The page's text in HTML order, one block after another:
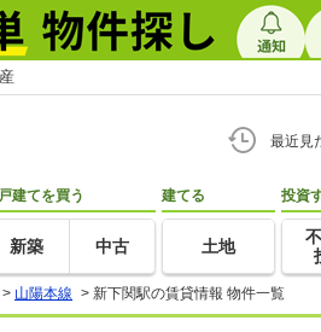
最近見
建てを買う
新築 中古
建てる
土地
投資
> 山陽本線 > 新下関駅の賃貸情報 物件一覧